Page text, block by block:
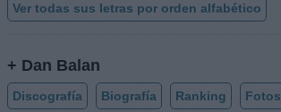
Ver todas sus letras por orden alfabético
+ Dan Balan
Discografía Biografía Ranking Fotos